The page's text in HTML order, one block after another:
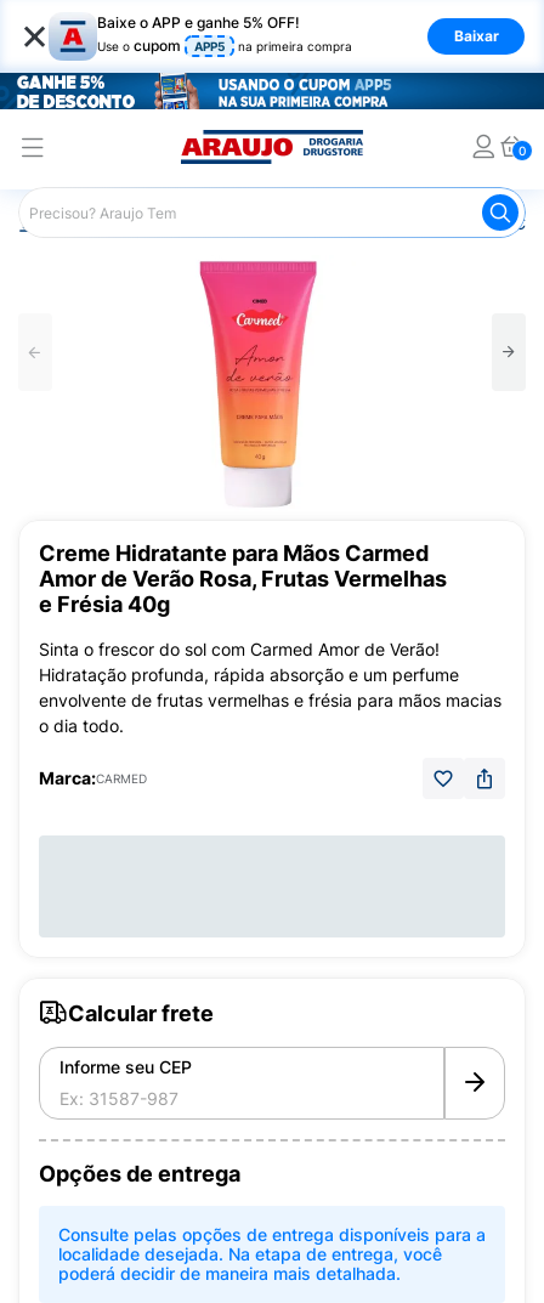
× Baixe o APP e ganhe 5% OFF!
Use o cupom APP5 na primeira compra
Baixar
0
Araujo Beleza e Cuidados
Creme Hidratante para Mãos Carmed
Amor de Verão Rosa, Frutas Vermelhas
e Frésia 40g
Sinta o frescor do sol com Carmed Amor de Verão!
Hidratação profunda, rápida absorção e um perfume
envolvente de frutas vermelhas e frésia para mãos macias
o dia todo.
Marca:CARMED
Calcular frete
Informe seu CEP
Opções de entrega
Consulte pelas opções de entrega disponíveis para a
localidade desejada. Na etapa de entrega, você
poderá decidir de maneira mais detalhada.